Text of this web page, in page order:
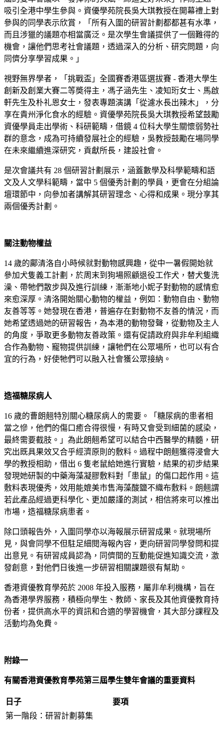
吸引全港中學生參與。資優學苑院長吳大琪教授在開幕禮上對
參與的同學表示欣賞，「所有入圍的研習計劃都都甚有水準，
而且涉獵的議題亦相當廣泛。是次學生會議提供了一個難得的
機會，讓他們思考社會議題，透過深入的分析、研究問題，向
同儕分享學習成果。」
視野無界學者，「挑戰盃」全國賽香港區選拔賽 - 香港大學生
創新及創業大賽二等奬得主，馮子涵先生、凌知珩女士、馬啟
軒先生及朴礼恩女士，發表專題演講「從濾水長出辣木」，分
享在貴州淨化食水的經驗。資優學苑院長吳大琪教授希望鼓勵
資優學員走出學術、科研範疇，借鏡 4 位科大學生關懷弱勢社
群的意念，成為可持續發展社企的經驗，吳教授鼓勵在場同學
在未來繼續進深研究，貢獻所長，建設社會。
是次會議共有 28 個研習計劃展示，涵蓋數學及科學範疇和語
文及人文學科範疇，當中 5 個優秀計劃的學員，更會在分組論
壇環節中，向參加者講解其研習理念、心得和成果。現分享其
兩個優秀計劃。
關注動物權益
14 歲的鄺清洛自小時候就對動物感興趣，從中一暑假開始就
參加犬隻義工計劃，於周末到狗場照顧退役工作犬，替犬隻洗
澡、帶牠們散步與及進行訓練，漸漸地小妮子對動物的感情愈
來愈深厚。清洛開始關心動物的權益，例如：動物自由、動物
友善等等。她發現在香港，普遍存在對動物不友善的情況，而
她希望透過她的研習報告，為本港的動物發聲，從動物及主人
的角度，爭取更多動物友善政策。還有促請政府與非牟利組織
合作為動物、寵物提供訓練，讓牠們在公眾場所，也可以有合
宜的行為，好使牠們可以融入社會獲公眾接納。
造福糖尿病人
16 歲的曹朗翹特別關心糖尿病人的需要。「糖尿病的患者相
當之慘，他們的傷口癒合得很慢，有時又會受到細菌的感染，
最終需要截肢。」為此朗翹希望可以結合中西醫學的精髓，研
究出既具果效又合乎經濟原則的敷料。過程中朗翹獲得浸會大
學的教授相助，借出 6 隻老鼠給她進行實驗，結果的初步結果
發現她研製的中藥海藻凝膠敷料對「患鼠」的傷口起作用。這
敷料表現優秀，效用能媲美市售海藻酸鹽不織布敷料。朗翹謂
若此產品經過更科學化、更加嚴謹的測試，相信將來可以推出
市場，造福糖尿病患者。
除口頭報告外，入圍同學亦以海報展示研習成果。就現場所
見，與會同學不但駐足細閱海報內容，更向研習同學發問和提
出意見。有研習成員認為，同儕間的互動能促進知識交流，激
發創意，對他們日後進一步研習相關課題很有幫助。
香港資優教育學苑於 2008 年投入服務，屬非牟利機構，旨在
為香港學界服務，積極向學生、教師、家長及其他資優教育持
份者，提供高水平的資訊和合適的學習機會，其大部分課程及
活動均為免費。
附錄一
有關香港資優教育學苑第三屆學生雙年會議的重要資料
日子
要項
第一階段：研習計劃募集